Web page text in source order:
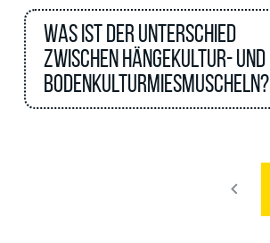
Was ist der Unterschied
zwischen Hängekultur- und
Bodenkulturmiesmuscheln?